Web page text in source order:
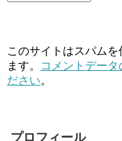
このサイトはスパム
ます。
コメントデータ
ださい。
プロフィール